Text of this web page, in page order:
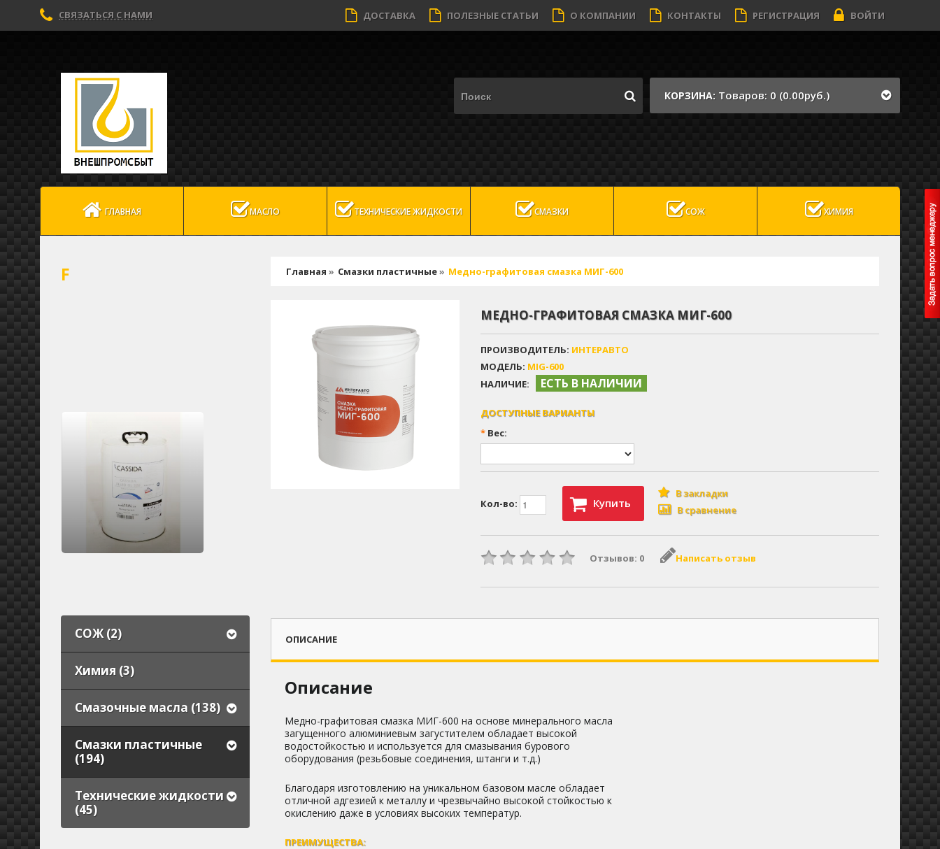
СВЯЗАТЬСЯ С НАМИ ДОСТАВКА ПОЛЕЗНЫЕ СТАТЬИ О КОМПАНИИ КОНТАКТЫ РЕГИСТРАЦИЯ ВОЙТИ
КОРЗИНА: Товаров: 0 (0.00руб.)
ГЛАВНАЯ МАСЛО ТЕХНИЧЕСКИЕ ЖИДКОСТИ СМАЗКИ СОЖ ХИМИЯ
Главная » Смазки пластичные» Медно-графитовая смазка МИГ-600
МЕДНО-ГРАФИТОВАЯ СМАЗКА МИГ-600
ПРОИЗВОДИТЕЛЬ: ИНТЕРАВТО
МОДЕЛЬ: MIG-600
НАЛИЧИЕ:
ЕСТЬ В НАЛИЧИИ
ДОСТУПНЫЕ ВАРИАНТЫ
* Вес:
Кол-во: Купить
В закладки
В сравнение
Отзывов: 0 Написать отзыв
ОПИСАНИЕ
Описание
Медно-графитовая смазка МИГ-600 на основе минерального масла
загущенного алюминиевым загустителем обладает высокой
водостойкостью и используется для смазывания бурового
оборудования (резьбовые соединения, штанги и т.д.)
Благодаря изготовлению на уникальном базовом масле обладает
отличной адгезией к металлу и чрезвычайно высокой стойкостью к
окислению даже в условиях высоких температур.
ПРЕИМУЩЕСТВА:
F
СОЖ (2)
Химия (3)
Смазочные масла (138)
Смазки пластичные
(194)
Технические жидкости
(45)